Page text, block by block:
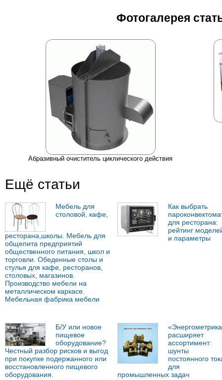
Фотогалерея
Абразивный очиститель циклического действия
Ещё статьи
Мебель для
столовой, кафе,
ресторана,школы. Мебель для
общепита предприятий
общественного питания, школ и
торговли. Обеденные столы и
стулья для кафе, ресторанов,
столовых, магазинов.
Производство мебели на
металлическом каркасе.
Мебельная фабрика мебели
Как выбрать
для ресторана:
рейтинг
и параметры
Б/У или новое
пищевое
оборудование?
Честный разбор рисков и выгод
при покупке подержанного или
восстановленного пищевого
оборудования.
расширяет
ассортимент:
шунты
постоянного
для
промышленных задач